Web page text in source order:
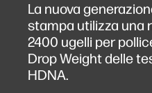
La nuova
stampa utilizza una
2400 ugelli per
Drop Weight delle
HDNA.